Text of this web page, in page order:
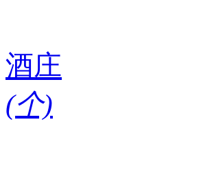
酒庄
(个)